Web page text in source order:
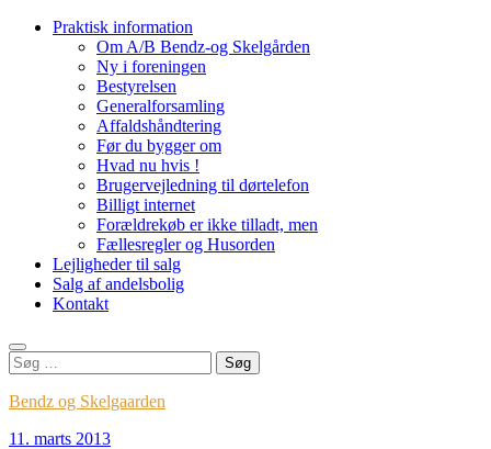
ViderePraktisk information
Om A/B Bendz-og Skelgården
Ny i foreningen
Bestyrelsen
Generalforsamling
Affaldshåndtering
Før du bygger om
Hvad nu hvis !
Brugervejledning til dørtelefon
Billigt internet
Forældrekøb er ikke tilladt, men
Fællesregler og Husorden
Lejligheder til salg
Salg af andelsbolig
Kontakt
Søg
efter:
Bendz og Skelgaarden
11. marts 2013